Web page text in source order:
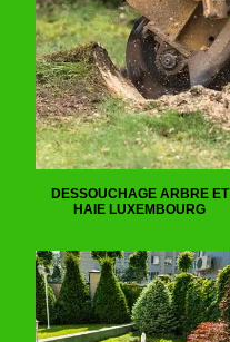
DESSOUCHAGE ARBRE ET
HAIE LUXEMBOURG